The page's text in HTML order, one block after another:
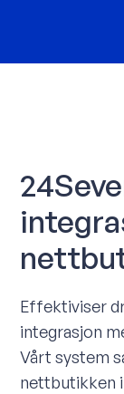
til
Effektiviser
integrasjon
Vårt system
nettbutikken